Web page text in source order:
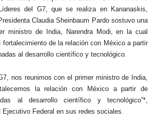
del G7, que se realiza en Kananaskis,
Claudia Sheinbaum Pardo sostuvo una
ministro de India, Narendra Modi, en la cual
fortalecimiento de la relación con México a partir
al desarrollo científico y tecnológico.
nos reunimos con el primer ministro de India,
la relación con México a partir de
al desarrollo científico y tecnológico”*,
Federal en sus redes sociales.